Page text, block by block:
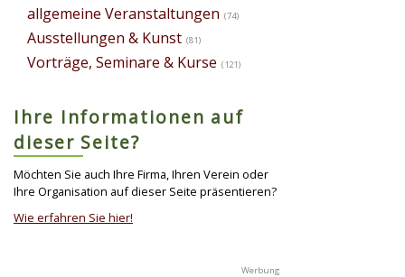
allgemeine Veranstaltungen (74)
Ausstellungen & Kunst (81)
Vorträge, Seminare & Kurse (121)
Ihre Informationen auf
dieser Seite?
Möchten Sie auch Ihre Firma, Ihren Verein oder
Ihre Organisation auf dieser Seite präsentieren?
Wie erfahren Sie hier!